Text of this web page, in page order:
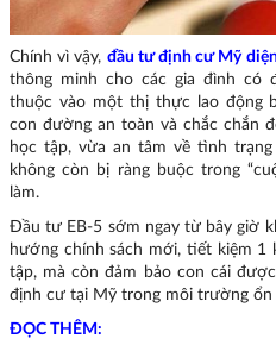
Chính vì vậy, đầu tư định cư Mỹ
thông minh cho các gia đình có
thuộc vào một thị thực lao động
con đường an toàn và chắc chắn
học tập, vừa an tâm về tình
không còn bị ràng buộc trong
làm.
Đầu tư EB-5 sớm ngay từ bây giờ
hướng chính sách mới, tiết kiệm
tập, mà còn đảm bảo con cái
định cư tại Mỹ trong môi trường ổn
ĐỌC THÊM: